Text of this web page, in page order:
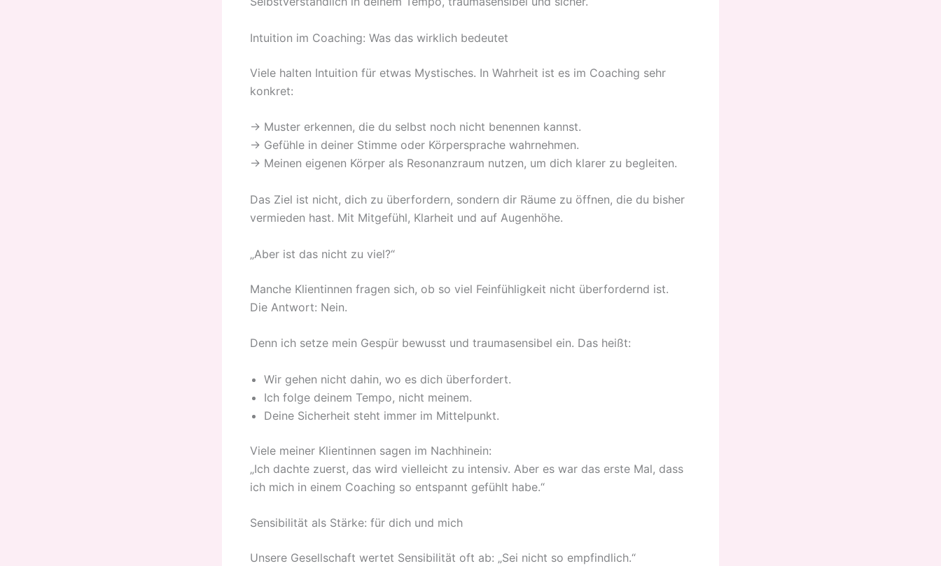
Intuition im Coaching: Was das wirklich bedeutet
Viele halten Intuition für etwas Mystisches. In Wahrheit ist es im Coaching sehr
konkret:
→ Muster erkennen, die du selbst noch nicht benennen kannst.
→ Gefühle in deiner Stimme oder Körpersprache wahrnehmen.
→ Meinen eigenen Körper als Resonanzraum nutzen, um dich klarer zu begleiten.
Das Ziel ist nicht, dich zu überfordern, sondern dir Räume zu öffnen, die du bisher
vermieden hast. Mit Mitgefühl, Klarheit und auf Augenhöhe.
„Aber ist das nicht zu viel?“
Manche Klientinnen fragen sich, ob so viel Feinfühligkeit nicht überfordernd ist.
Die Antwort: Nein.
Denn ich setze mein Gespür bewusst und traumasensibel ein. Das heißt:
Wir gehen nicht dahin, wo es dich überfordert.
Ich folge deinem Tempo, nicht meinem.
Deine Sicherheit steht immer im Mittelpunkt.
Viele meiner Klientinnen sagen im Nachhinein:
„Ich dachte zuerst, das wird vielleicht zu intensiv. Aber es war das erste Mal, dass
ich mich in einem Coaching so entspannt gefühlt habe.“
Sensibilität als Stärke: für dich und mich
Unsere Gesellschaft wertet Sensibilität oft ab: „Sei nicht so empfindlich.“